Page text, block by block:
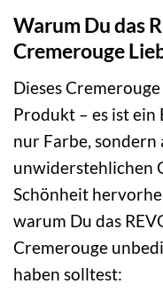
Warum Du das
Cremerouge
Dieses
Produkt – es ist ein
nur Farbe, sondern
unwiderstehlichen
Schönheit
warum Du das
Cremerouge
haben solltest: